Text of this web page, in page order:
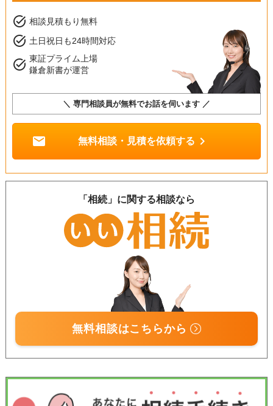
task_alt 相談見積もり無料
task_alt 土日祝日も24時間対応
task_alt 東証プライム上場
鎌倉新書が運営
＼ 専門相談員が無料でお話を伺います ／
mail 無料相談・見積を依頼する chevron_right
「相続」に関する相談なら
無料相談はこちらから